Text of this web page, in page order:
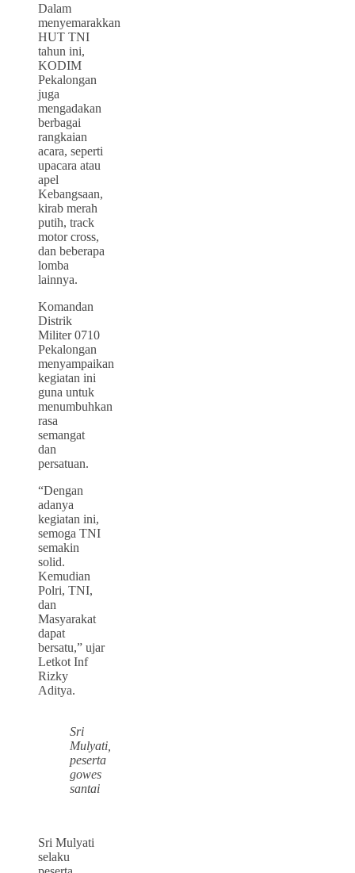
Dalam
menyemarakkan
HUT TNI
tahun ini,
KODIM
Pekalongan
juga
mengadakan
berbagai
rangkaian
acara, seperti
upacara atau
apel
Kebangsaan,
kirab merah
putih, track
motor cross,
dan beberapa
lomba
lainnya.
Komandan
Distrik
Militer 0710
Pekalongan
menyampaikan
kegiatan ini
guna untuk
menumbuhkan
rasa
semangat
dan
persatuan.
“Dengan
adanya
kegiatan ini,
semoga TNI
semakin
solid.
Kemudian
Polri, TNI,
dan
Masyarakat
dapat
bersatu,” ujar
Letkot Inf
Rizky
Aditya.
Sri
Mulyati,
peserta
gowes
santai
Sri Mulyati
selaku